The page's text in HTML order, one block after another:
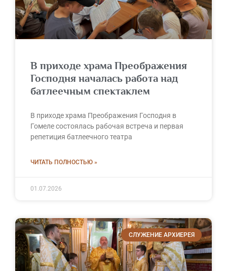
В приходе храма Преображения
Господня началась работа над
батлеечным спектаклем
В приходе храма Преображения Господня в
Гомеле состоялась рабочая встреча и первая
репетиция батлеечного театра
ЧИТАТЬ ПОЛНОСТЬЮ »
01.07.2026
СЛУЖЕНИЕ АРХИЕРЕЯ